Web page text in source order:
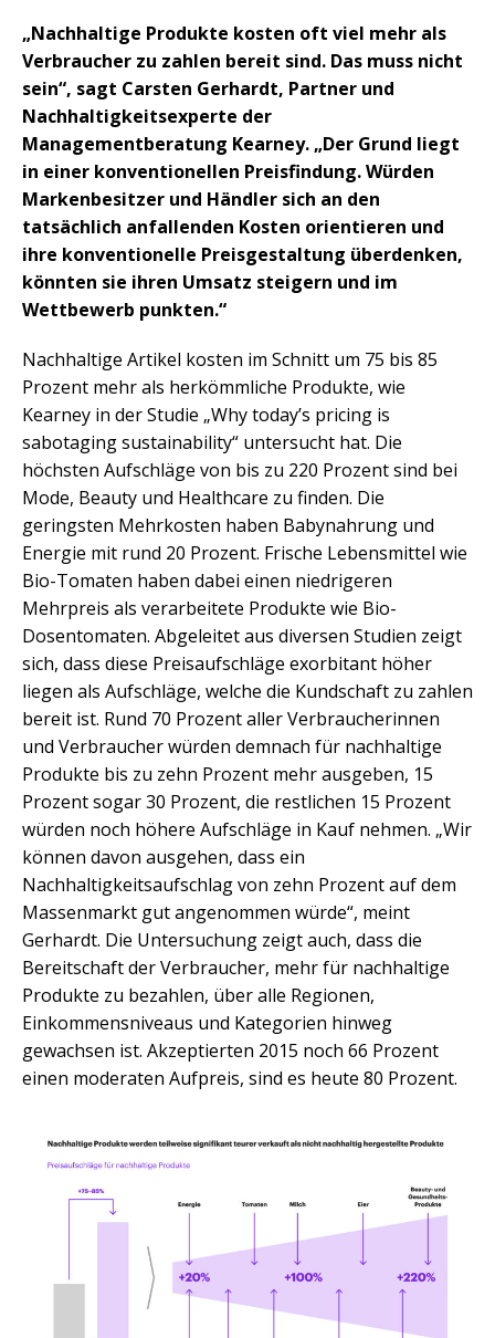
„Nachhaltige Produkte kosten oft viel mehr als
Verbraucher zu zahlen bereit sind. Das muss nicht
sein“, sagt Carsten Gerhardt, Partner und
Nachhaltigkeitsexperte der
Managementberatung Kearney. „Der Grund liegt
in einer konventionellen Preisfindung. Würden
Markenbesitzer und Händler sich an den
tatsächlich anfallenden Kosten orientieren und
ihre konventionelle Preisgestaltung überdenken,
könnten sie ihren Umsatz steigern und im
Wettbewerb punkten.“
Nachhaltige Artikel kosten im Schnitt um 75 bis 85
Prozent mehr als herkömmliche Produkte, wie
Kearney in der Studie „Why today’s pricing is
sabotaging sustainability“ untersucht hat. Die
höchsten Aufschläge von bis zu 220 Prozent sind bei
Mode, Beauty und Healthcare zu finden. Die
geringsten Mehrkosten haben Babynahrung und
Energie mit rund 20 Prozent. Frische Lebensmittel wie
Bio-Tomaten haben dabei einen niedrigeren
Mehrpreis als verarbeitete Produkte wie Bio-
Dosentomaten. Abgeleitet aus diversen Studien zeigt
sich, dass diese Preisaufschläge exorbitant höher
liegen als Aufschläge, welche die Kundschaft zu zahlen
bereit ist. Rund 70 Prozent aller Verbraucherinnen
und Verbraucher würden demnach für nachhaltige
Produkte bis zu zehn Prozent mehr ausgeben, 15
Prozent sogar 30 Prozent, die restlichen 15 Prozent
würden noch höhere Aufschläge in Kauf nehmen. „Wir
können davon ausgehen, dass ein
Nachhaltigkeitsaufschlag von zehn Prozent auf dem
Massenmarkt gut angenommen würde“, meint
Gerhardt. Die Untersuchung zeigt auch, dass die
Bereitschaft der Verbraucher, mehr für nachhaltige
Produkte zu bezahlen, über alle Regionen,
Einkommensniveaus und Kategorien hinweg
gewachsen ist. Akzeptierten 2015 noch 66 Prozent
einen moderaten Aufpreis, sind es heute 80 Prozent.